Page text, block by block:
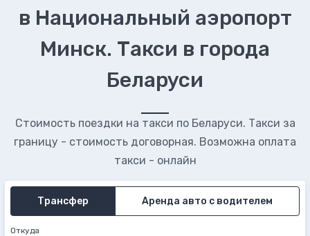
в Национальный аэропорт
Минск. Такси в города
Беларуси
Стоимость поездки на такси по Беларуси. Такси за
границу - стоимость договорная. Возможна оплата
такси - онлайн
Трансфер Аренда авто с водителем
Откуда